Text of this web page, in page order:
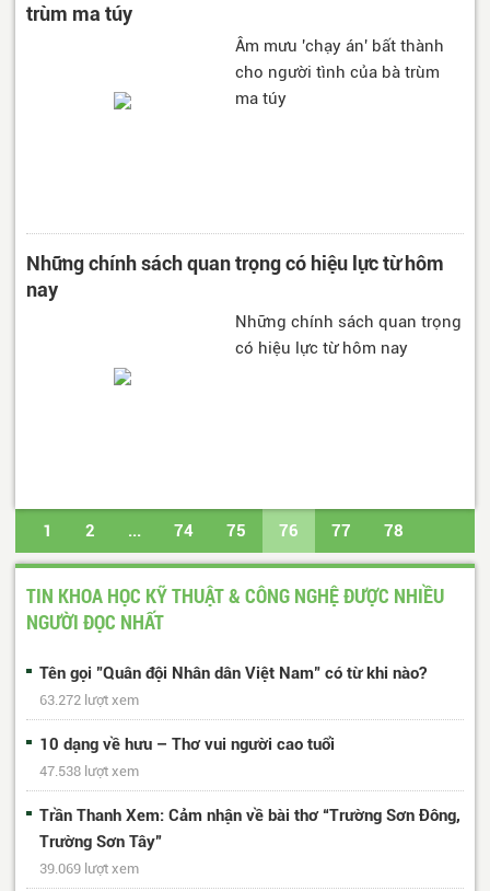
trùm ma túy
Âm mưu 'chạy án' bất thành
cho người tình của bà trùm
ma túy
Những chính sách quan trọng có hiệu lực từ hôm
nay
Những chính sách quan trọng
có hiệu lực từ hôm nay
1 2 ... 74 75 76 77 78
... 81 82 Trang cuối
TIN KHOA HỌC KỸ THUẬT & CÔNG NGHỆ ĐƯỢC NHIỀU
NGƯỜI ĐỌC NHẤT
Tên gọi "Quân đội Nhân dân Việt Nam" có từ khi nào?
63.272 lượt xem
10 dạng về hưu – Thơ vui người cao tuổi
47.538 lượt xem
Trần Thanh Xem: Cảm nhận về bài thơ “Trường Sơn Đông,
Trường Sơn Tây”
39.069 lượt xem